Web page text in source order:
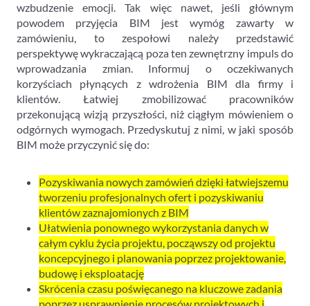
wzbudzenie emocji. Tak więc nawet, jeśli głównym
powodem przyjęcia BIM jest wymóg zawarty w
zamówieniu, to zespołowi należy przedstawić
perspektywę wykraczającą poza ten zewnętrzny impuls do
wprowadzania zmian. Informuj o oczekiwanych
korzyściach płynących z wdrożenia BIM dla firmy i
klientów. Łatwiej zmobilizować pracowników
przekonującą wizją przyszłości, niż ciągłym mówieniem o
odgórnych wymogach. Przedyskutuj z nimi, w jaki sposób
BIM może przyczynić się do:
Pozyskiwania nowych zamówień dzięki łatwiejszemu
tworzeniu profesjonalnych ofert i pozyskiwaniu
klientów zaznajomionych z BIM
Ułatwienia ponownego wykorzystania danych w
całym cyklu życia projektu, począwszy od projektu
koncepcyjnego i planowania poprzez projektowanie,
budowę i eksploatację
Skrócenia czasu poświęcanego na kluczowe zadania